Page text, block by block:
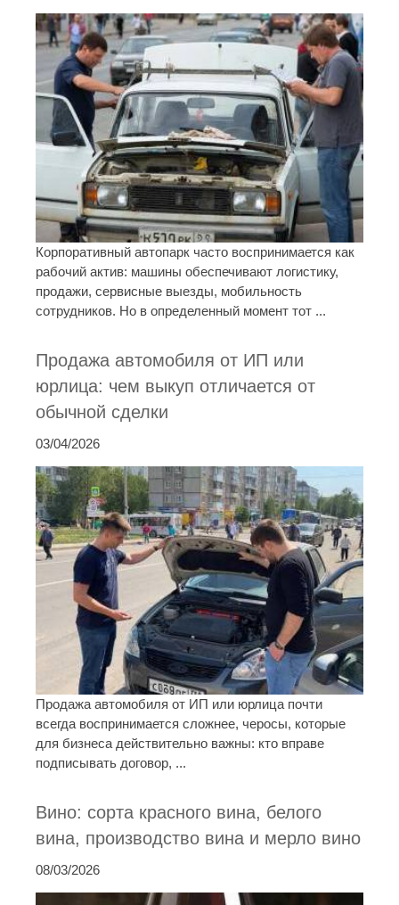
Корпоративный автопарк часто воспринимается как
рабочий актив: машины обеспечивают логистику,
продажи, сервисные выезды, мобильность
сотрудников. Но в определенный момент тот ...
Продажа автомобиля от ИП или
юрлица: чем выкуп отличается от
обычной сделки
03/04/2026
Продажа автомобиля от ИП или юрлица почти
всегда воспринимается сложнее, черосы, которые
для бизнеса действительно важны: кто вправе
подписывать договор, ...
Вино: сорта красного вина, белого
вина, производство вина и мерло вино
08/03/2026